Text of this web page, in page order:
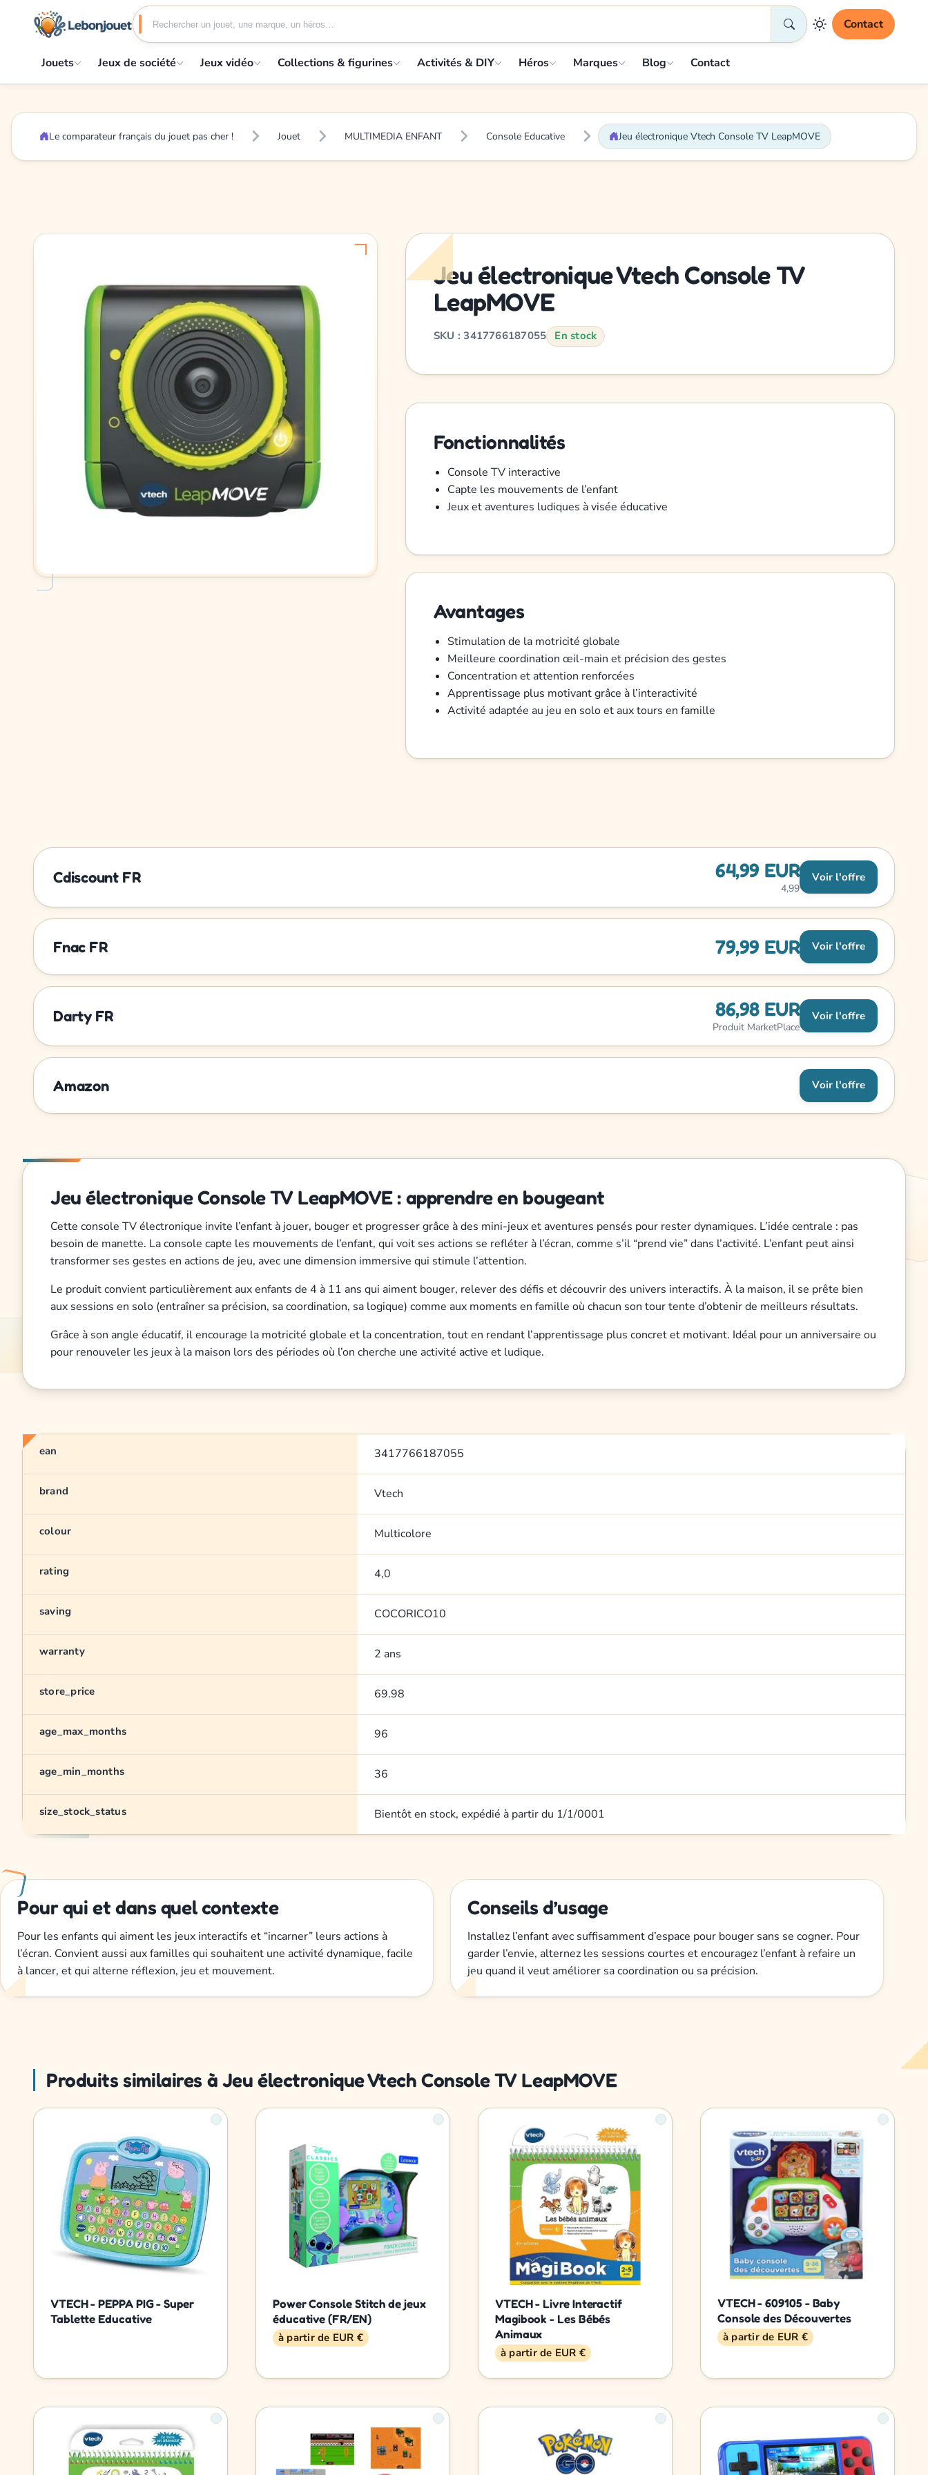
Contact
Jouets Jeux de société Jeux vidéo Collections & figurines Activités & DIY Héros Marques Blog Contact
Le comparateur français du jouet pas cher ! Jouet MULTIMEDIA ENFANT Console Educative Jeu électronique Vtech Console TV LeapMOVE
Jeu électronique Vtech Console TV
LeapMOVE
SKU : 3417766187055 En stock
Fonctionnalités
Console TV interactive
Capte les mouvements de l’enfant
Jeux et aventures ludiques à visée éducative
Avantages
Stimulation de la motricité globale
Meilleure coordination œil-main et précision des gestes
Concentration et attention renforcées
Apprentissage plus motivant grâce à l’interactivité
Activité adaptée au jeu en solo et aux tours en famille
Cdiscount FR 64,99 EUR
4,99
Voir l'offre
Fnac FR 79,99 EUR Voir l'offre
Darty FR 86,98 EUR
Produit MarketPlace
Voir l'offre
Amazon Voir l'offre
Jeu électronique Console TV LeapMOVE : apprendre en bougeant
Cette console TV électronique invite l’enfant à jouer, bouger et progresser grâce à des mini-jeux et aventures pensés pour rester dynamiques. L’idée centrale : pas
besoin de manette. La console capte les mouvements de l’enfant, qui voit ses actions se refléter à l’écran, comme s’il “prend vie” dans l’activité. L’enfant peut ainsi
transformer ses gestes en actions de jeu, avec une dimension immersive qui stimule l’attention.
Le produit convient particulièrement aux enfants de 4 à 11 ans qui aiment bouger, relever des défis et découvrir des univers interactifs. À la maison, il se prête bien
aux sessions en solo (entraîner sa précision, sa coordination, sa logique) comme aux moments en famille où chacun son tour tente d’obtenir de meilleurs résultats.
Grâce à son angle éducatif, il encourage la motricité globale et la concentration, tout en rendant l’apprentissage plus concret et motivant. Idéal pour un anniversaire ou
pour renouveler les jeux à la maison lors des périodes où l’on cherche une activité active et ludique.
ean 3417766187055
brand Vtech
colour Multicolore
rating 4,0
saving COCORICO10
warranty 2 ans
store_price 69.98
age_max_months 96
age_min_months 36
size_stock_status Bientôt en stock, expédié à partir du 1/1/0001
Pour qui et dans quel contexte
Pour les enfants qui aiment les jeux interactifs et “incarner” leurs actions à
l’écran. Convient aussi aux familles qui souhaitent une activité dynamique, facile
à lancer, et qui alterne réflexion, jeu et mouvement.
Conseils d’usage
Installez l’enfant avec suffisamment d’espace pour bouger sans se cogner. Pour
garder l’envie, alternez les sessions courtes et encouragez l’enfant à refaire un
jeu quand il veut améliorer sa coordination ou sa précision.
Produits similaires à Jeu électronique Vtech Console TV LeapMOVE
VTECH - PEPPA PIG - Super
Tablette Educative
Power Console Stitch de jeux
éducative (FR/EN)
à partir de EUR €
VTECH - Livre Interactif
Magibook - Les Bébés
Animaux
à partir de EUR €
VTECH - 609105 - Baby
Console des Découvertes
à partir de EUR €